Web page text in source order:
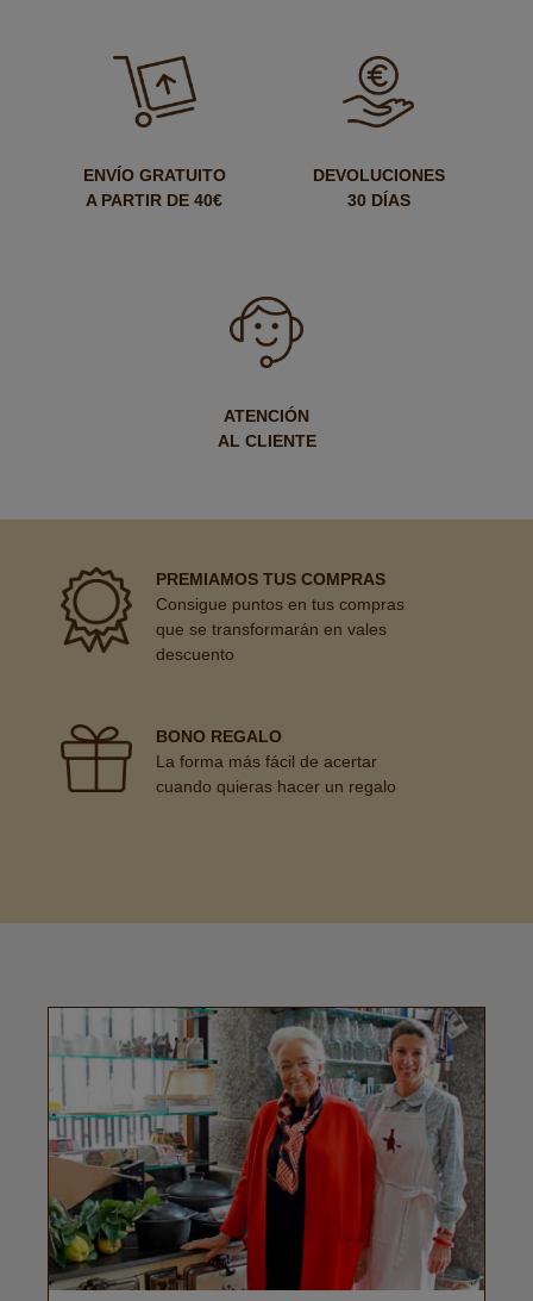
ENVÍO GRATUITO
A PARTIR DE 40€
DEVOLUCIONES
30 DÍAS
ATENCIÓN
AL CLIENTE
PREMIAMOS TUS COMPRAS
Consigue puntos en tus compras
que se transformarán en vales
descuento
BONO REGALO
La forma más fácil de acertar
cuando quieras hacer un regalo